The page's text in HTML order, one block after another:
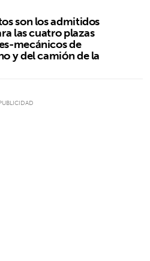
son los admitidos
las cuatro plazas
mecánicos de
y del camión de la